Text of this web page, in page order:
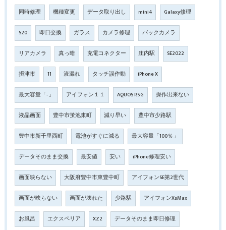
同時修理 機種変更 データ取り出し mini4 Galaxy修理
S20 即日交換 ガラス カメラ修理 バックカメラ
リアカメラ 真っ暗 充電コネクター 庄内駅 SE2022
摂津市 11 液漏れ タッチ誤作動 iPhone X
最大容量「‐」 アイフォン１１ AQUOS R5G 操作出来ない
液晶画面 豊中市蛍池東町 減り早い 豊中市少路駅
豊中市新千里西町 電池がすぐに減る 最大容量「100％」
データそのまま交換 最安値 安い iPhone修理安い
画面映らない 大阪府豊中市東豊中町 アイフォンSE第2世代
画面が映らない 画面が壊れた 少路駅 アイフォンXsMax
お風呂 エクスペリア XZ2 データそのまま即日修理